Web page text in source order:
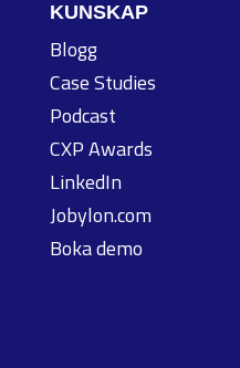
KUNSKAP
Blogg
Case Studies
Podcast
CXP Awards
LinkedIn
Jobylon.com
Boka demo